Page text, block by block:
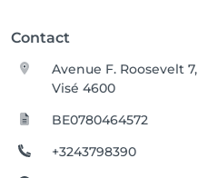
Contact
Avenue F. Roosevelt 7,
Visé 4600
BE0780464572
+3243798390